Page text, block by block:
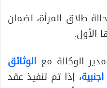
طلاق المرأة، لضمان
الأول.
الوكالة مع الوثائق
، إذا تم تنفيذ عقد